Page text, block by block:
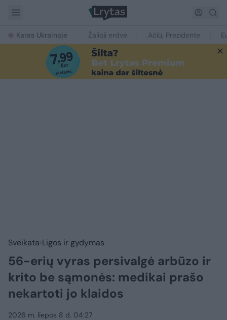
Karas Ukrainoje Žalioji erdvė Ačiū, Prezidente
Sveikata Ligos ir gydymas
56-erių vyras persivalgė arbūzo ir
krito be sąmonės: medikai prašo
nekartoti jo klaidos
2026 m. liepos 8 d. 04:27